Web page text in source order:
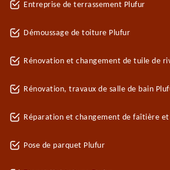
Entreprise de terrassement Plufur
Démoussage de toiture Plufur
Rénovation et changement de tuile de
Rénovation, travaux de salle de bain
Réparation et changement de faîtière
Pose de parquet Plufur